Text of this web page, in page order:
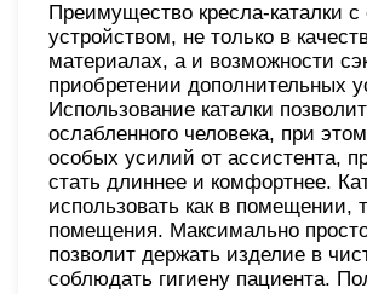
Преимущество кресла-каталки
устройством, не только в
материалах, а и возможности
приобретении дополнительных
Использование каталки
ослабленного человека, при
особых усилий от ассистента,
стать длиннее и комфортнее.
использовать как в помещении,
помещения. Максимально
позволит держать изделие в
соблюдать гигиену пациента.